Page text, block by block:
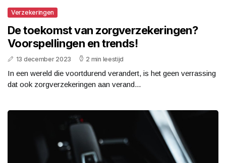
Verzekeringen
De toekomst van zorgverzekeringen?
Voorspellingen en trends!
13 december 2023 2 min leestijd
In een wereld die voortdurend verandert, is het geen verrassing
dat ook zorgverzekeringen aan verand...